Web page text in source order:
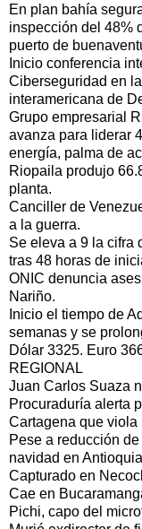
En plan bahía
inspección del 48%
puerto de
Inicio conferencia
Ciberseguridad en
interamericana de
Grupo empresarial
avanza para liderar
energía, palma de
Riopaila produjo
planta.
Canciller de
a la guerra.
Se eleva a 9 la cifra
tras 48 horas de
ONIC denuncia
Nariño.
Inicio el tiempo de
semanas y se
Dólar 3325. Euro
REGIONAL
Juan Carlos Suaza
Procuraduría alerta
Cartagena que viola
Pese a reducción
navidad en
Capturado en
Cae en
Pichi, capo del